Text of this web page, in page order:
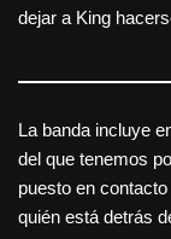
dejar a King
La banda incluye
del que tenemos
puesto en
quién está detrás